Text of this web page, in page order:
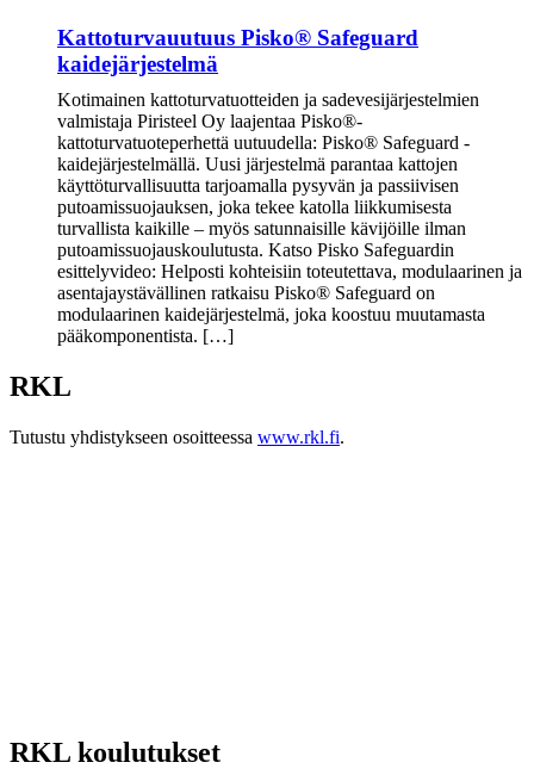
Kattoturvauutuus Pisko® Safeguard
kaidejärjestelmä
Kotimainen kattoturvatuotteiden ja sadevesijärjestelmien
valmistaja Piristeel Oy laajentaa Pisko®-
kattoturvatuoteperhettä uutuudella: Pisko® Safeguard -
kaidejärjestelmällä. Uusi järjestelmä parantaa kattojen
käyttöturvallisuutta tarjoamalla pysyvän ja passiivisen
putoamissuojauksen, joka tekee katolla liikkumisesta
turvallista kaikille – myös satunnaisille kävijöille ilman
putoamissuojauskoulutusta. Katso Pisko Safeguardin
esittelyvideo: Helposti kohteisiin toteutettava, modulaarinen ja
asentajaystävällinen ratkaisu Pisko® Safeguard on
modulaarinen kaidejärjestelmä, joka koostuu muutamasta
pääkomponentista. […]
RKL
Tutustu yhdistykseen osoitteessa www.rkl.fi.
RKL koulutukset